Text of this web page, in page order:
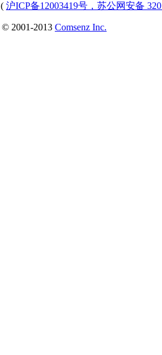
( 沪ICP备12003419号，苏公网安备
© 2001-2013 Comsenz Inc.